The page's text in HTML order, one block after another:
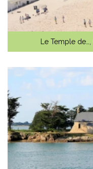
Le Temple de…,